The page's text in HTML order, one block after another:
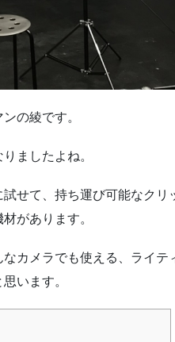
の綾です。
ましたよね。
せて、持ち運び可能なクリ
があります。
カメラでも使える、ライテ
います。